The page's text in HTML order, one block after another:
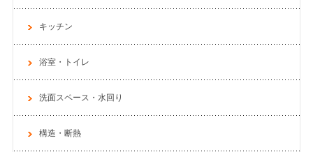
キッチン
浴室・トイレ
洗面スペース・水回り
構造・断熱